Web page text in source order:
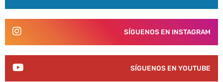
SÍGUENOS EN INSTAGRAM
SÍGUENOS EN YOUTUBE